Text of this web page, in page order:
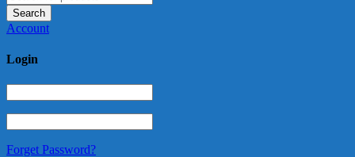
Account
Login
Forget Password?